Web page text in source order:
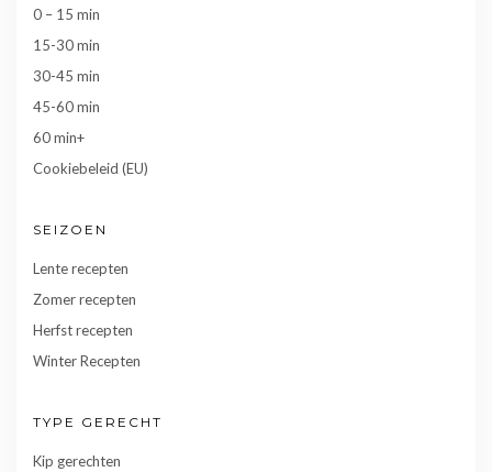
0 – 15 min
15-30 min
30-45 min
45-60 min
60 min+
Cookiebeleid (EU)
SEIZOEN
Lente recepten
Zomer recepten
Herfst recepten
Winter Recepten
TYPE GERECHT
Kip gerechten